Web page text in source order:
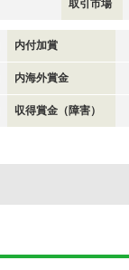
取引市場
内付加賞
内海外賞金
収得賞金（障害）